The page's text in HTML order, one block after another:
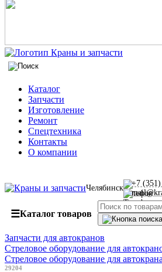
Каталог
Запчасти
Изготовление
Ремонт
Спецтехника
Контакты
О компании
Челябинск
+7
☰Каталог товаров
Запчасти для автокранов
Стреловое оборудование для
Стреловое оборудование для
29204